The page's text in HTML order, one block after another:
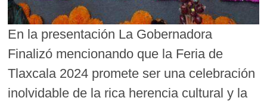
En la presentación La Gobernadora
Finalizó mencionando que la Feria de
Tlaxcala 2024 promete ser una celebración
inolvidable de la rica herencia cultural y la